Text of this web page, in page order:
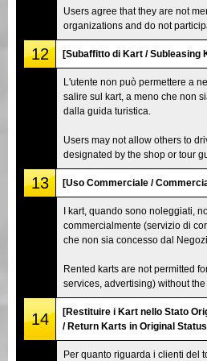
Users agree that they are not
organizations and do not
12 [Subaffitto di Kart / Subleasing
L'utente non può permettere a
salire sul kart, a meno che non
dalla guida turistica.
Users may not allow others to
designated by the shop or tour
13 [Uso Commerciale /
I kart, quando sono noleggiati,
commercialmente (servizio di
che non sia concesso dal
Rented karts are not permitted
services, advertising) without the
14
[Restituire i Kart nello Stato
/ Return Karts in Original
Per quanto riguarda i clienti del